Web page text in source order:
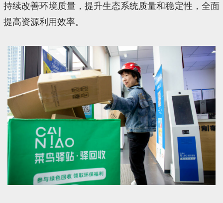
持续改善环境质量，提升生态系统质量和稳定性，全面
提高资源利用效率。